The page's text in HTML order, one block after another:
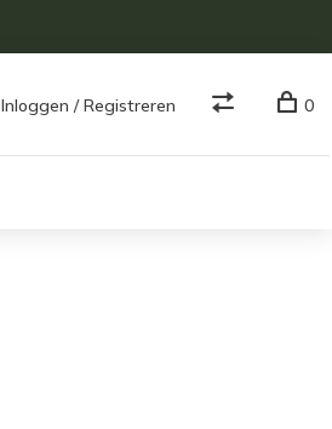
Inloggen / Registreren 0